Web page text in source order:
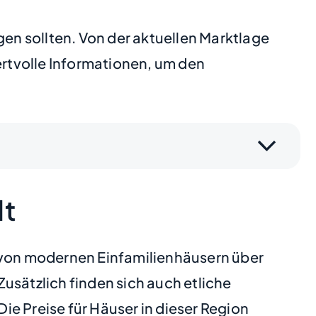
sollten. Von der aktuellen Marktlage
Informationen, um den
modernen Einfamilienhäusern über
finden sich auch etliche
Preise für Häuser in dieser Region